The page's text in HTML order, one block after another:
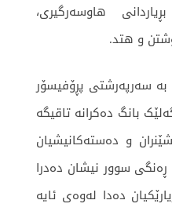
هاوسەرگیری،
و هتد.
تاقیکردنەوەیەکی سالی ٢٠٠٢، بە سەرپەرشتی پڕۆفیسۆر
بانگ دەکرانە تاقیگە
و دەستەکانیشیان
سوور نیشان دەدرا
دەدا لەوەی ئایە